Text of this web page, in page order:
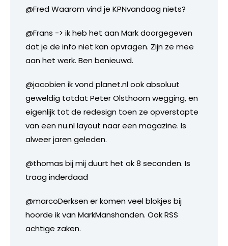
@Fred Waarom vind je KPNvandaag niets?
@Frans -> ik heb het aan Mark doorgegeven
dat je de info niet kan opvragen. Zijn ze mee
aan het werk. Ben benieuwd.
@jacobien ik vond planet.nl ook absoluut
geweldig totdat Peter Olsthoorn wegging, en
eigenlijk tot de redesign toen ze opverstapte
van een nu.nl layout naar een magazine. Is
alweer jaren geleden.
@thomas bij mij duurt het ok 8 seconden. Is
traag inderdaad
@marcoDerksen er komen veel blokjes bij
hoorde ik van MarkManshanden. Ook RSS
achtige zaken.